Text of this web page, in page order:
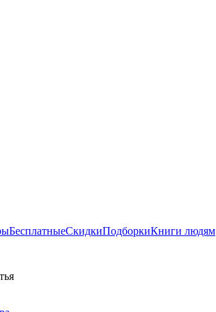
БесплатныеСкидкиПодборкиКниги людям